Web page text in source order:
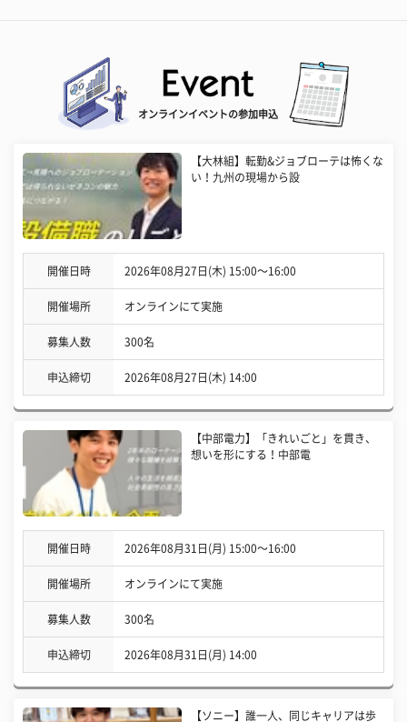
オンラインイベントの参加申込
【大林組】転勤&ジョブローテは怖くな
い！九州の現場から設
開催日時 2026年08月27日(木) 15:00〜16:00
開催場所 オンラインにて実施
募集人数 300名
申込締切 2026年08月27日(木) 14:00
【中部電力】「きれいごと」を貫き、
想いを形にする！中部電
開催日時 2026年08月31日(月) 15:00〜16:00
開催場所 オンラインにて実施
募集人数 300名
申込締切 2026年08月31日(月) 14:00
【ソニー】誰一人、同じキャリアは歩